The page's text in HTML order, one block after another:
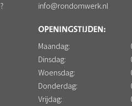
info@rondomwerk.nl
OPENINGSTIJDEN:
Maandag:
Dinsdag:
Woensdag:
Donderdag:
Vrijdag: